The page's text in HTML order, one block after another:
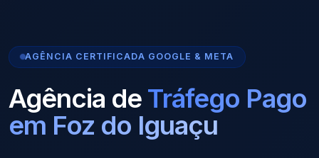
AGÊNCIA CERTIFICADA GOOGLE & META
Agência de Tráfego Pago
em Foz do Iguaçu